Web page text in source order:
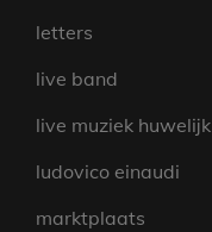
letters
live band
live muziek huwelijk
ludovico einaudi
marktplaats